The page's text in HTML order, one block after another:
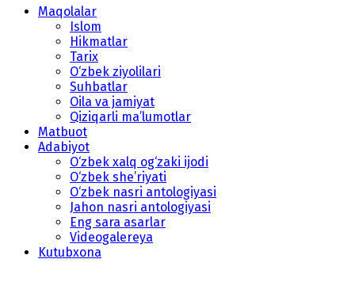
Maqolalar
Islom
Hikmatlar
Tarix
O‘zbek ziyolilari
Suhbatlar
Oila va jamiyat
Qiziqarli ma’lumotlar
Matbuot
Adabiyot
O‘zbek xalq og‘zaki ijodi
O‘zbek she’riyati
O‘zbek nasri antologiyasi
Jahon nasri antologiyasi
Eng sara asarlar
Videogalereya
Kutubxona